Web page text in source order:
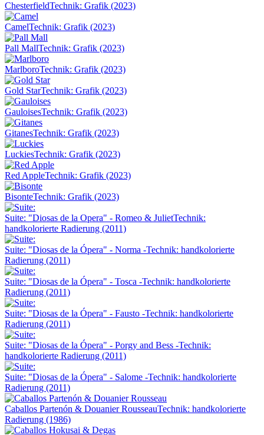
ChesterfieldTechnik: Grafik (2023)
CamelTechnik: Grafik (2023)
Pall MallTechnik: Grafik (2023)
MarlboroTechnik: Grafik (2023)
Gold StarTechnik: Grafik (2023)
GauloisesTechnik: Grafik (2023)
GitanesTechnik: Grafik (2023)
LuckiesTechnik: Grafik (2023)
Red AppleTechnik: Grafik (2023)
BisonteTechnik: Grafik (2023)
Suite: "Diosas de la Opera" - Romeo & JulietTechnik:
handkolorierte Radierung (2011)
Suite: "Diosas de la Ópera" - Norma -Technik: handkolorierte
Radierung (2011)
Suite: "Diosas de la Ópera" - Tosca -Technik: handkolorierte
Radierung (2011)
Suite: "Diosas de la Ópera" - Fausto -Technik: handkolorierte
Radierung (2011)
Suite: "Diosas de la Ópera" - Porgy and Bess -Technik:
handkolorierte Radierung (2011)
Suite: "Diosas de la Ópera" - Salome -Technik: handkolorierte
Radierung (2011)
Caballos Partenón & Douanier RousseauTechnik: handkolorierte
Radierung (1986)